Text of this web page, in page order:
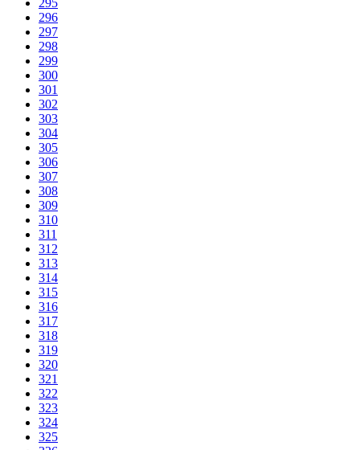
296
297
298
299
300
301
302
303
304
305
306
307
308
309
310
311
312
313
314
315
316
317
318
319
320
321
322
323
324
325